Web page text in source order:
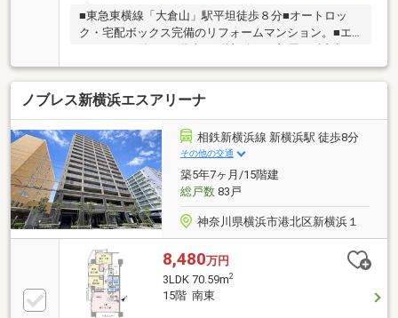
■東急東横線「大倉山」駅平坦徒歩８分■オートロッ
ク・宅配ボックス完備のリフォームマンション。■エ
スーパーやコンビニもあり住環境良好な立地です♪■東
急東横線「大倉山」駅まで徒歩8分、最寄り駅まで平
坦で歩けます！
ノブレス新横浜エスアリーナ
相鉄新横浜線 新横浜駅 徒歩8分
その他の交通
築5年7ヶ月/15階建
総戸数83戸
神奈川県横浜市港北区新横浜１
8,480万円
3LDK 70.59m2
15階 南東